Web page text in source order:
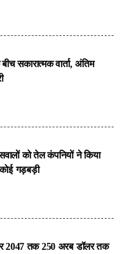
सकारात्मक वार्ता, अंतिम
को तेल कंपनियों ने किया
गड़बड़ी
2047 तक 250 अरब डॉलर तक